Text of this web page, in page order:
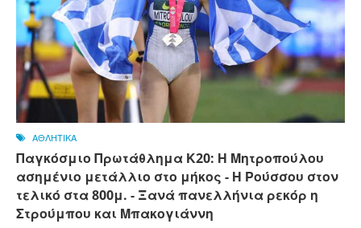
ΑΘΛΗΤΙΚΑ
Παγκόσμιο Πρωτάθλημα Κ20: Η Μητροπούλου
ασημένιο μετάλλιο στο μήκος - Η Ρούσσου στον
τελικό στα 800μ. - Ξανά πανελλήνια ρεκόρ η
Στρούμπου και Μπακογιάννη